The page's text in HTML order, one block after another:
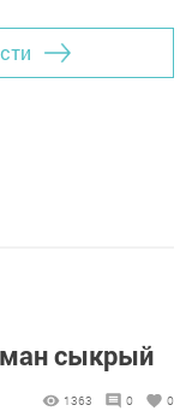
сыкрый
1363 0 0